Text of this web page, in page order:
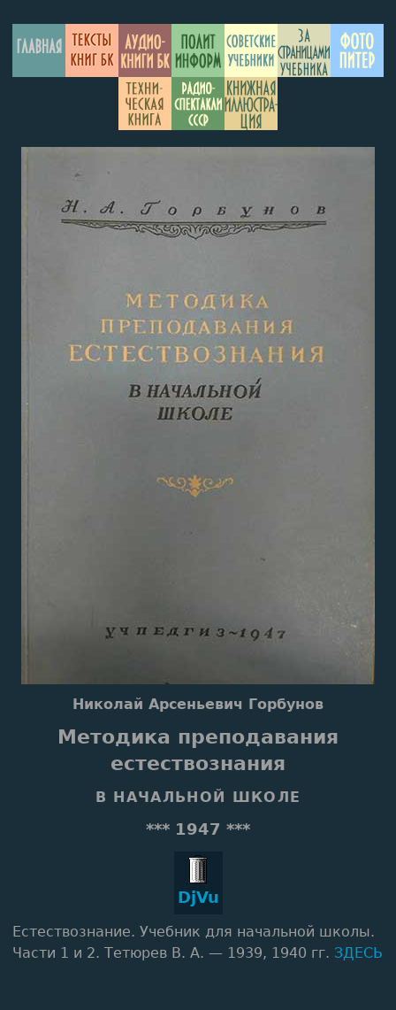
Николай Арсеньевич Горбунов
Методика преподавания
естествознания
В НАЧАЛЬНОЙ ШКОЛЕ
*** 1947 ***
DjVu
Естествознание. Учебник для начальной школы.
Части 1 и 2. Тетюрев В. А. — 1939, 1940 гг. ЗДЕСЬ